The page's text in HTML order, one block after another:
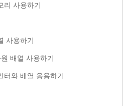
리 사용하기
사용하기
배열 사용하기
터와 배열 응용하기